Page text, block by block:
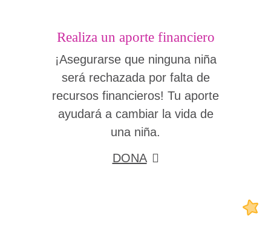
Realiza un aporte financiero
¡Asegurarse que ninguna niña
será rechazada por falta de
recursos financieros! Tu aporte
ayudará a cambiar la vida de
una niña.
DONA